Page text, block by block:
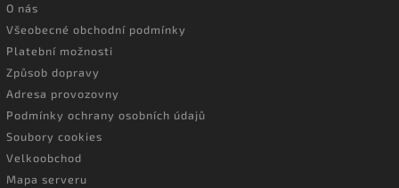
O nás
Všeobecné obchodní podmínky
Platební možnosti
Způsob dopravy
Adresa provozovny
Podmínky ochrany osobních údajů
Soubory cookies
Velkoobchod
Mapa serveru